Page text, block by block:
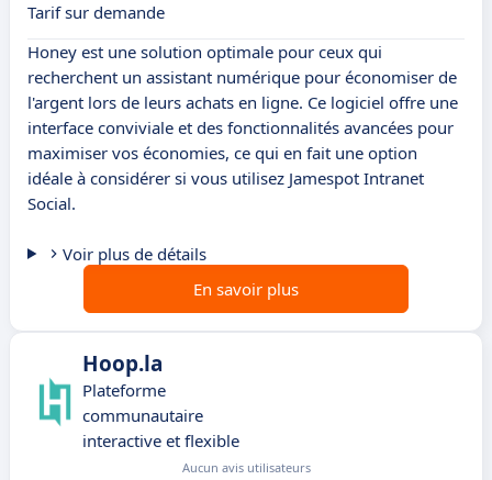
Tarif sur demande
Honey est une solution optimale pour ceux qui
recherchent un assistant numérique pour économiser de
l'argent lors de leurs achats en ligne. Ce logiciel offre une
interface conviviale et des fonctionnalités avancées pour
maximiser vos économies, ce qui en fait une option
idéale à considérer si vous utilisez Jamespot Intranet
Social.
Voir plus de détails
En savoir plus
Hoop.la
Plateforme
communautaire
interactive et flexible
Aucun avis utilisateurs